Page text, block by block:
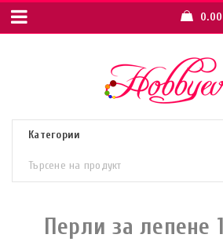
Перли за лепене